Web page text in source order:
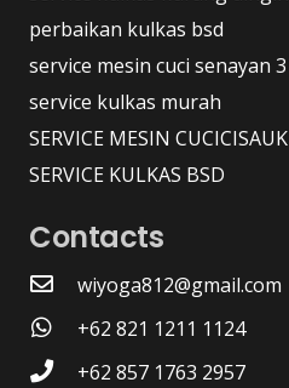
perbaikan kulkas bsd
service mesin cuci senayan 3
service kulkas murah
SERVICE MESIN CUCICISAUK
SERVICE KULKAS BSD
Contacts
wiyoga812@gmail.com
+62 821 1211 1124
+62 857 1763 2957